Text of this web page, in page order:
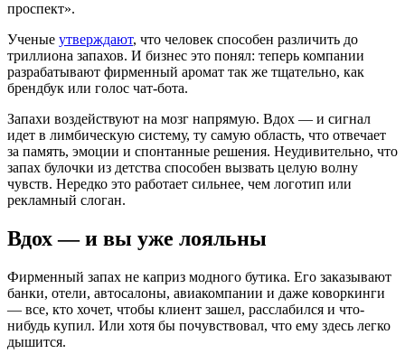
проспект».
Ученые утверждают, что человек способен различить до
триллиона запахов. И бизнес это понял: теперь компании
разрабатывают фирменный аромат так же тщательно, как
брендбук или голос чат-бота.
Запахи воздействуют на мозг напрямую. Вдох — и сигнал
идет в лимбическую систему, ту самую область, что отвечает
за память, эмоции и спонтанные решения. Неудивительно, что
запах булочки из детства способен вызвать целую волну
чувств. Нередко это работает сильнее, чем логотип или
рекламный слоган.
Вдох — и вы уже лояльны
Фирменный запах не каприз модного бутика. Его заказывают
банки, отели, автосалоны, авиакомпании и даже коворкинги
— все, кто хочет, чтобы клиент зашел, расслабился и что-
нибудь купил. Или хотя бы почувствовал, что ему здесь легко
дышится.